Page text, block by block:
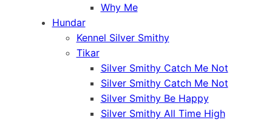
Why Me
Hundar
Kennel Silver Smithy
Tikar
Silver Smithy Catch Me Not
Silver Smithy Catch Me Not
Silver Smithy Be Happy
Silver Smithy All Time High